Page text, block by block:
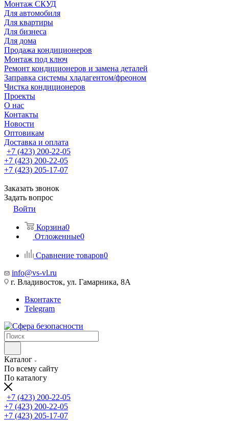
Монтаж СКУД
Для автомобиля
Для квартиры
Для бизнеса
Для дома
Продажа кондиционеров
Монтаж под ключ
Ремонт кондиционеров и замена деталей
Заправка системы хладагентом/фреоном
Чистка кондиционеров
Проекты
О нас
Контакты
Новости
Оптовикам
Доставка и оплата
+7 (423) 200-22-05
+7 (423) 200-22-05
+7 (423) 205-17-07
Заказать звонок
Задать вопрос
Войти
Корзина0
Отложенные0
Сравнение товаров0
info@vs-vl.ru
г. Владивосток, ул. Гамарника, 8А
Вконтакте
Telegram
Каталог
По всему сайту
По каталогу
+7 (423) 200-22-05
+7 (423) 200-22-05
+7 (423) 205-17-07